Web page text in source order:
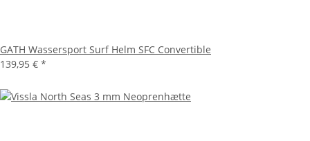
GATH Wassersport Surf Helm SFC Convertible
139,95 € *